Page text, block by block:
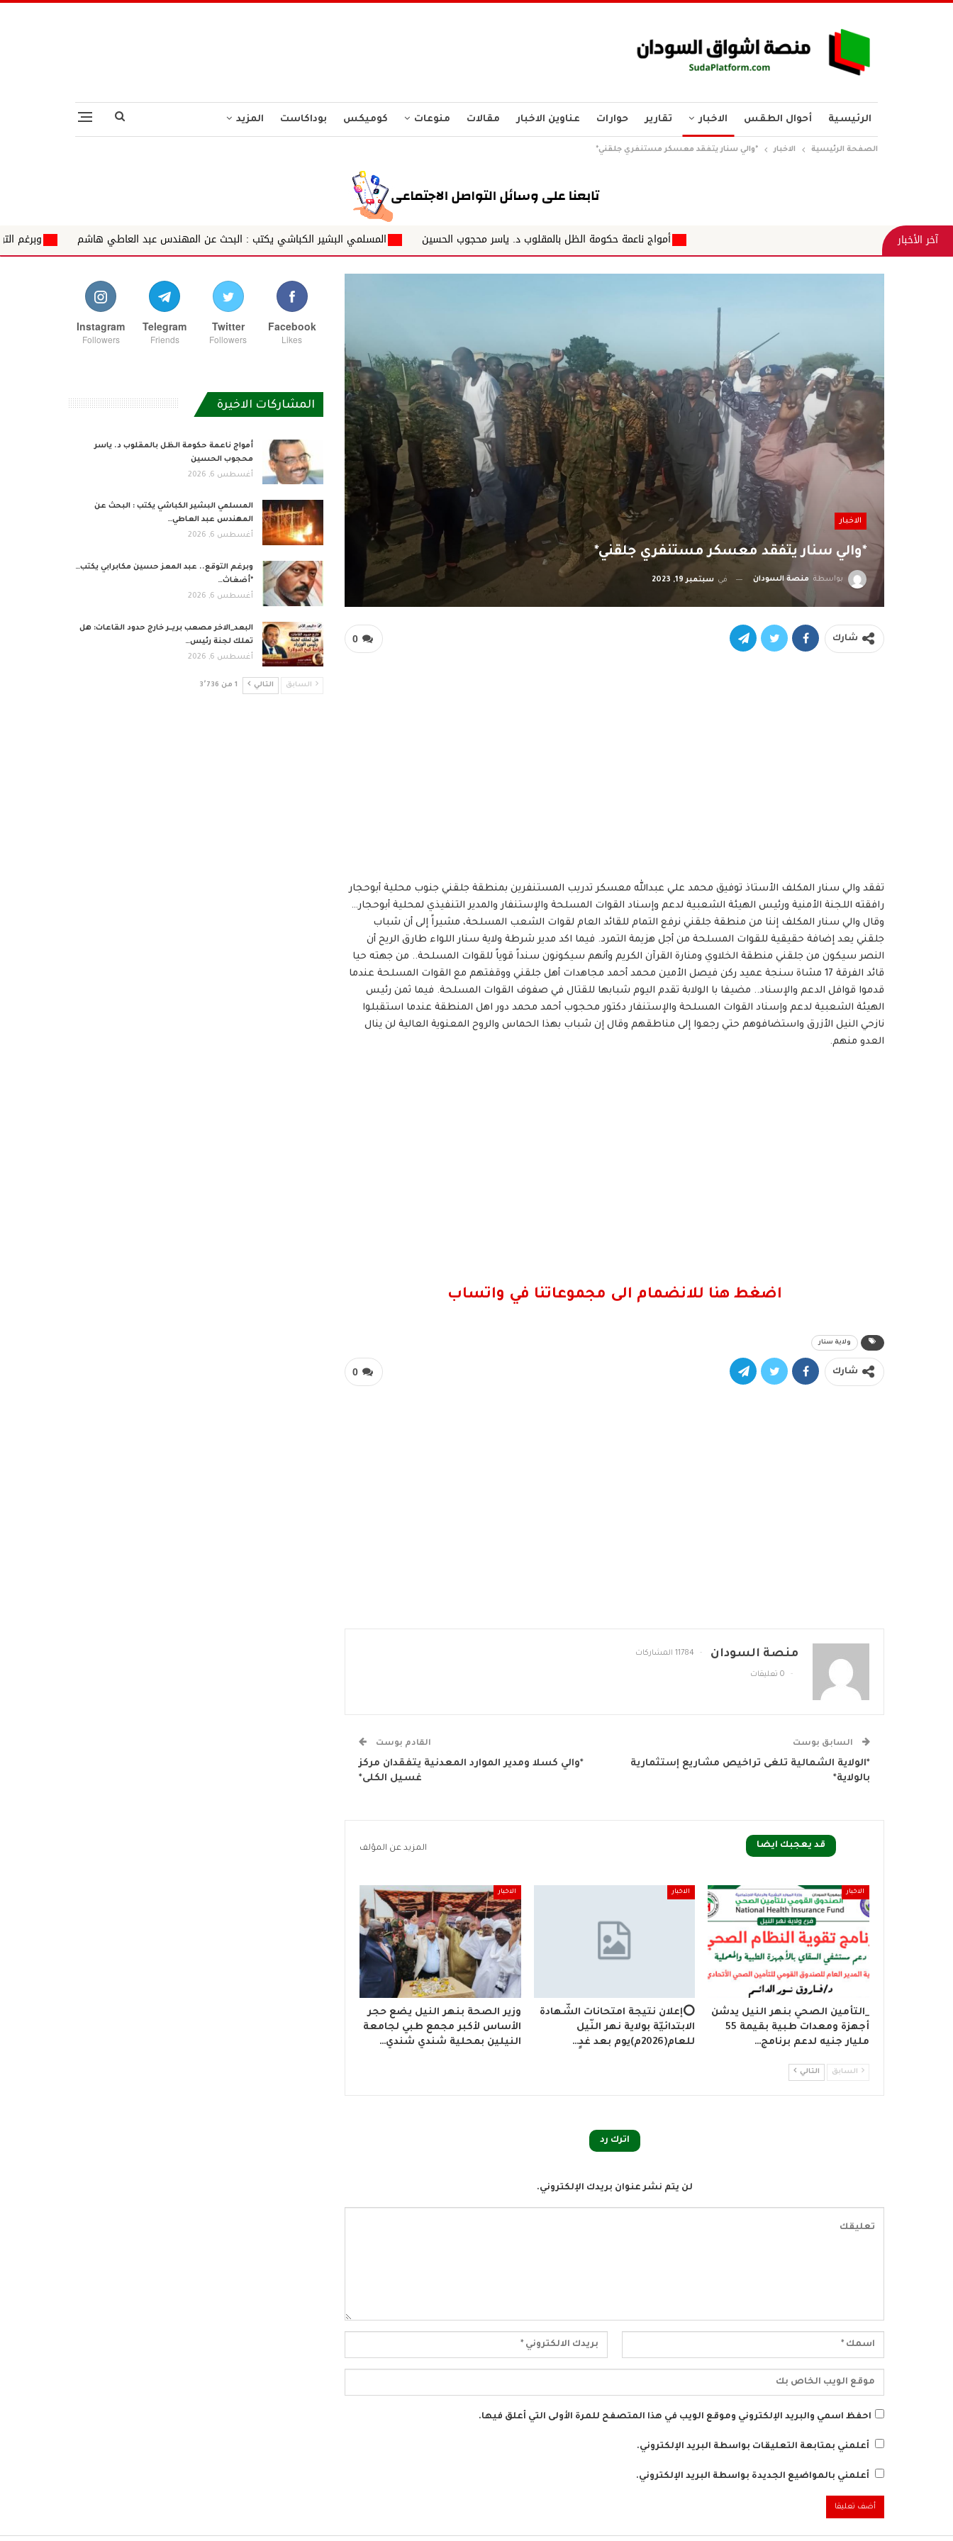
الرئيسية أحوال الطقس الاخبار تقارير حوارات عناوين الاخبار مقالات منوعات كوميكس بوداكاست المزيد
الصفحة الرئيسية الاخبار *والي سنار يتفقد معسكر مستنفري جلقني*
آخر الأخبار أمواج ناعمة حكومة الظل بالمقلوب د. ياسر محجوب الحسين المسلمي البشير الكباشي يكتب : البحث عن المهندس عبد العاطي هاشم وبرغم التوقع.. عبد المعز
الاخبار
*والي سنار يتفقد معسكر مستنفري جلقني*
بواسطة منصة السودان في سبتمبر 19, 2023
0 شارك
تفقد والي سنار المكلف الأستاذ توفيق محمد علي عبدالله معسكر تدريب المستنفرين بمنطقة جلقني جنوب محلية أبوحجار
رافقته اللجنة الأمنية ورئيس الهيئة الشعبية لدعم وإسناد القوات المسلحة والإستنفار والمدير التنفيذي لمحلية أبوحجار…
وقال والي سنار المكلف إننا من منطقة جلقني نرفع التمام للقائد العام لقوات الشعب المسلحة، مشيراً إلى أن شباب
جلقني يعد إضافة حقيقية للقوات المسلحة من أجل هزيمة التمرد. فيما اكد مدير شرطة ولاية سنار اللواء طارق الريح أن
النصر سيكون من جلقني منطقة الخلاوي ومنارة القرآن الكريم وأنهم سيكونون سنداً قوياً للقوات المسلحة.. من جهته حيا
قائد الفرقة 17 مشاة سنجة عميد ركن فيصل الأمين محمد أحمد مجاهدات أهل جلقني ووقفتهم مع القوات المسلحة عندما
قدموا قوافل الدعم والإسناد.. مضيفا با الولابة تقدم اليوم شبابها للقتال في صفوف القوات المسلحة. فيما ثمن رئيس
الهيئة الشعبية لدعم وإسناد القوات المسلحة والإستنفار دكتور محجوب أحمد محمد دور اهل المنطقة عندما استقبلوا
نازحي النيل الأزرق واستضافوهم حتي رجعوا إلى مناطقهم وقال إن شباب بهذا الحماس والروح المعنوية العالية لن ينال
العدو منهم.
اضغط هنا للانضمام الى مجموعاتنا في واتساب
ولاية سنار
0 شارك
منصة السودان 11784 المشاركات
0 تعليقات
السابق بوست
*الولاية الشمالية تلغى تراخيص مشاريع إستثمارية
بالولاية*
القادم بوست
*والي كسلا ومدير الموارد المعدنية يتفقدان مركز
غسيل الكلى*
قد يعجبك ايضا المزيد عن المؤلف
الاخبار
_التأمين الصحي بنهر النيل يدشن
أجهزة ومعدات طبية بقيمة 55
مليار جنيه لدعم برنامج…
الاخبار
⭕إعلان نتيجة امتحانات الشّهادة
الابتدائيّة بولاية نهر النّيل
للعام(2026م)يوم بعد غدٍ…
الاخبار
وزير الصحة بنهر النيل يضع حجر
الأساس لأكبر مجمع طبي لجامعة
النيلين بمحلية شندي شندي…
السابق التالي
اترك رد
لن يتم نشر عنوان بريدك الإلكتروني.
احفظ اسمي والبريد الإلكتروني وموقع الويب في هذا المتصفح للمرة الأولى التي أعلق فيها.
أعلمني بمتابعة التعليقات بواسطة البريد الإلكتروني.
أعلمني بالمواضيع الجديدة بواسطة البريد الإلكتروني.
Facebook
Likes
Twitter
Followers
Telegram
Friends
Instagram
Followers
المشاركات الاخيرة
أمواج ناعمة حكومة الظل بالمقلوب د. ياسر
محجوب الحسين
أغسطس 6, 2026
المسلمي البشير الكباشي يكتب : البحث عن
المهندس عبد العاطي…
أغسطس 6, 2026
وبرغم التوقع.. عبد المعز حسين مكابرابي يكتب…
*أضغاث…
أغسطس 6, 2026
البعد_الاخر مصعب بريــر خارج حدود القاعات: هل
تملك لجنة رئيس…
أغسطس 6, 2026
السابق التالي 1 من 3٬736